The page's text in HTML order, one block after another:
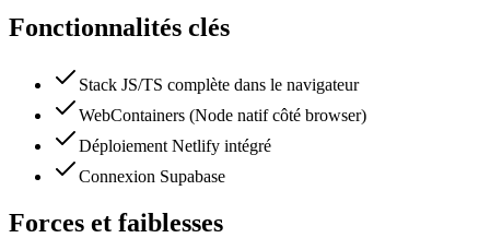
Fonctionnalités clés
Stack JS/TS complète dans le navigateur
WebContainers (Node natif côté browser)
Déploiement Netlify intégré
Connexion Supabase
Forces et faiblesses